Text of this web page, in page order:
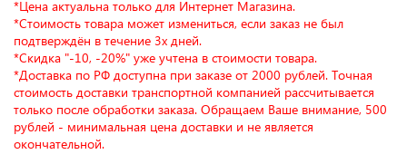
*Цена актуальна только для Интернет Магазина.
*Стоимость товара может измениться, если заказ не был
подтверждён в течение 3х дней.
*Скидка "-10, -20%" уже учтена в стоимости товара.
*Доставка по РФ доступна при заказе от 2000 рублей. Точная
стоимость доставки транспортной компанией рассчитывается
только после обработки заказа. Обращаем Ваше внимание, 500
рублей - минимальная цена доставки и не является
окончательной.